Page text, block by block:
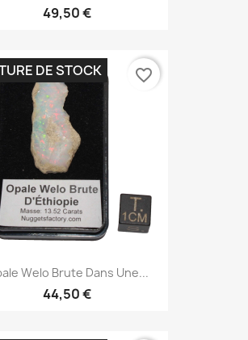
49,50 €
Welo Brute Dans Une...
44,50 €
DE STOCK favorite_border